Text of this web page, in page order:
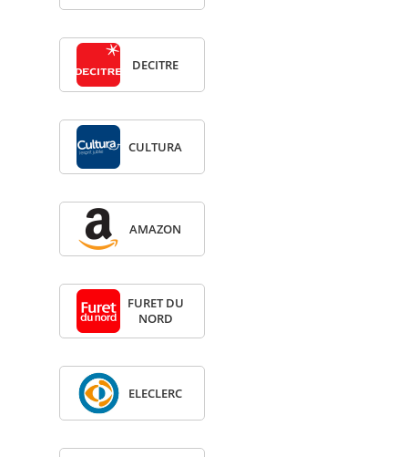
DECITRE
CULTURA
AMA­ZON
FURET DU
NORD
ELE­CLERC